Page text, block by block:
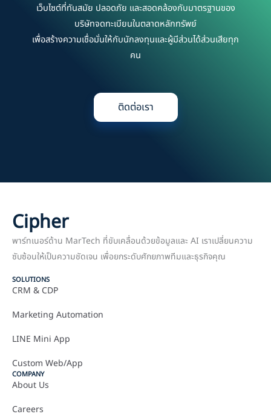
เว็บไซต์ที่ทันสมัย ปลอดภัย และสอดคล้องกับมาตรฐานของ
บริษัทจดทะเบียนในตลาดหลักทรัพย์
เพื่อสร้างความเชื่อมั่นให้กับนักลงทุนและผู้มีส่วนได้ส่วนเสียทุก
คน
ติดต่อเรา
Cipher
พาร์ทเนอร์ด้าน MarTech ที่ขับเคลื่อนด้วยข้อมูลและ AI เราเปลี่ยนความ
ซับซ้อนให้เป็นความชัดเจน เพื่อยกระดับศักยภาพทีมและธุรกิจคุณ
SOLUTIONS
CRM & CDP
Marketing Automation
LINE Mini App
Custom Web/App
COMPANY
About Us
Careers